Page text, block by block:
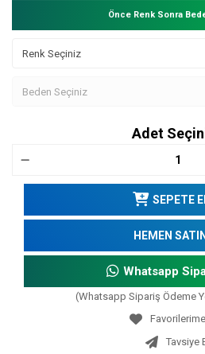
Önce Renk Sonra
Adet
SEPETE
HEMEN
Whatsapp
(Whatsapp Sipariş Ödeme
Tavsiye